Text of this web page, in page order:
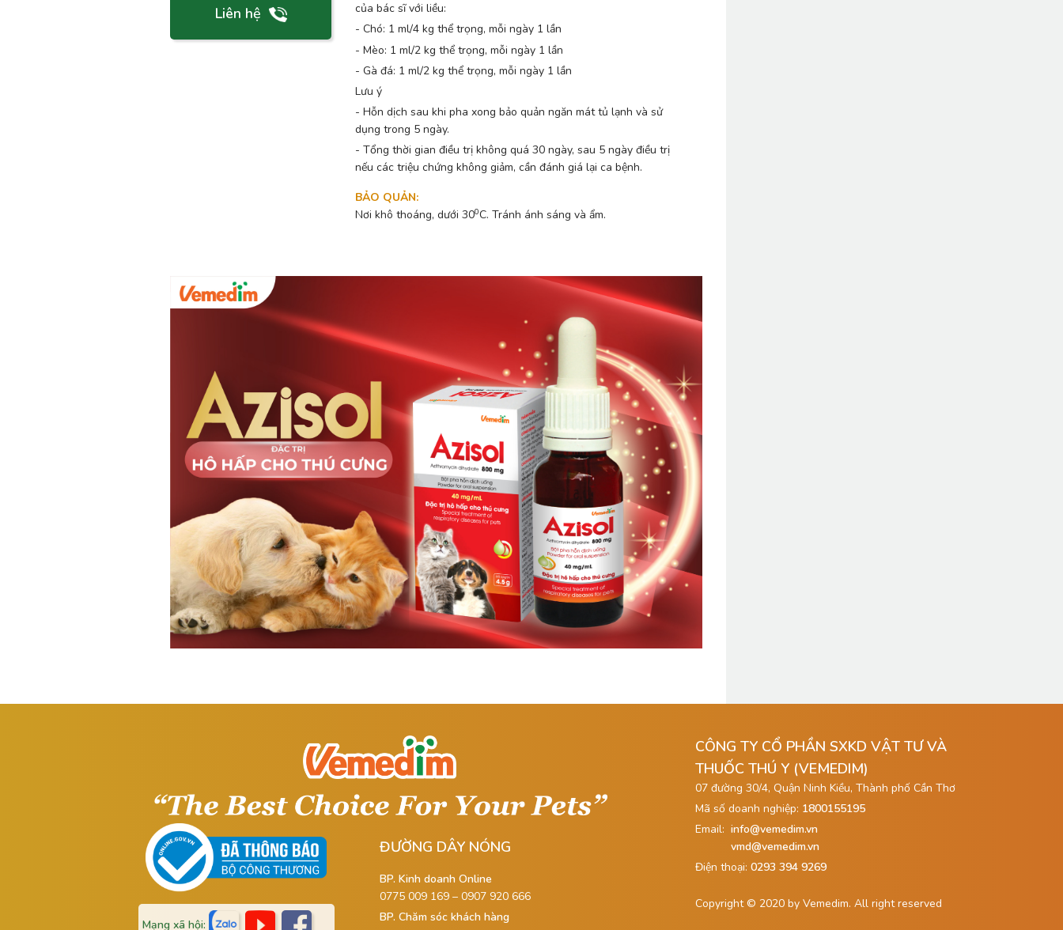
Liên hệ
của bác sĩ với liều:
- Chó: 1 ml/4 kg thể trọng, mỗi ngày 1 lần
- Mèo: 1 ml/2 kg thể trọng, mỗi ngày 1 lần
- Gà đá: 1 ml/2 kg thể trọng, mỗi ngày 1 lần
Lưu ý
- Hỗn dịch sau khi pha xong bảo quản ngăn mát tủ lạnh và sử
dụng trong 5 ngày.
- Tổng thời gian điều trị không quá 30 ngày, sau 5 ngày điều trị
nếu các triệu chứng không giảm, cần đánh giá lại ca bệnh.
BẢO QUẢN:
Nơi khô thoáng, dưới 300C. Tránh ánh sáng và ẩm.
Mạng xã hội:
ĐƯỜNG DÂY NÓNG
BP. Kinh doanh Online
0775 009 169 – 0907 920 666
BP. Chăm sóc khách hàng
CÔNG TY CỔ PHẦN SXKD VẬT TƯ VÀ
THUỐC THÚ Y (VEMEDIM)
07 đường 30/4, Quận Ninh Kiều, Thành phố Cần Thơ
Mã số doanh nghiệp: 1800155195
Email: info@vemedim.vn
vmd@vemedim.vn
Điện thoại: 0293 394 9269
Copyright © 2020 by Vemedim. All right reserved